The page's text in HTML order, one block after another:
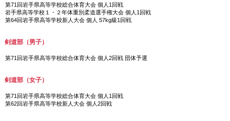
第71回岩手県高等学校総合体育大会 個人1回戦
岩手県高等学校１・２年体重別柔道選手権大会 個人1回戦
第64回岩手県高等学校新人大会 個人 57kg級1回戦
剣道部（男子）
第71回岩手県高等学校総合体育大会 個人2回戦 団体予選
剣道部（女子）
第71回岩手県高等学校総合体育大会 個人1回戦
第62回岩手県高等学校新人大会 個人2回戦